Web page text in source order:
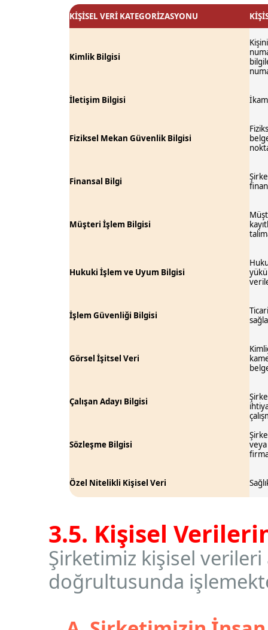
KİŞİSEL VERİ KATEGORİZASYONU
Kimlik Bilgisi
İletişim Bilgisi
Fiziksel Mekan Güvenlik Bilgisi
Finansal Bilgi
Müşteri İşlem Bilgisi
Hukuki İşlem ve Uyum Bilgisi
İşlem Güvenliği Bilgisi
Görsel İşitsel Veri
Çalışan Adayı Bilgisi
Sözleşme Bilgisi
Özel Nitelikli Kişisel Veri
3.5. Kişisel
Şirketimiz kişisel verileri
doğrultusunda